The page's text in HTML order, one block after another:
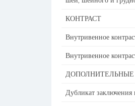
КОНТРАСТ
Внутривенное
Внутривенное
Дубликат